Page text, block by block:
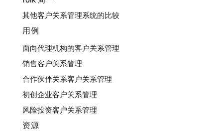
其他客户关系管理系统的比较
用例
面向代理机构的客户关系管理
销售客户关系管理
合作伙伴关系客户关系管理
初创企业客户关系管理
风险投资客户关系管理
资源